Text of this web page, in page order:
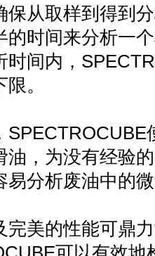
保从取样到得到
的时间来分析一
间内，
限。
油，为没有经验
易分析废油中的
完美的性能可鼎